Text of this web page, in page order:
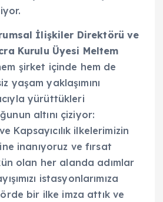
İlişkiler Direktörü ve
Kurulu Üyesi Meltem
şirket içinde hem de
yaşam yaklaşımını
yürüttükleri
altını çiziyor:
Kapsayıcılık ilkelerimizin
inanıyoruz ve fırsat
olan her alanda adımlar
istasyonlarımıza
bir ilke imza attık ve